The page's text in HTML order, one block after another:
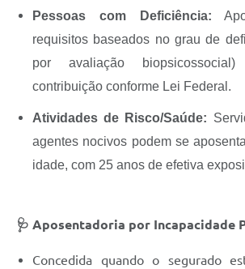
Pessoas com Deficiência:
requisitos baseados no grau de
por avaliação
contribuição conforme Lei Federal.
Atividades de Risco/Saúde:
agentes nocivos podem se
idade, com 25 anos de efetiva
🩺 Aposentadoria por Incapacidade
Concedida quando o segurado